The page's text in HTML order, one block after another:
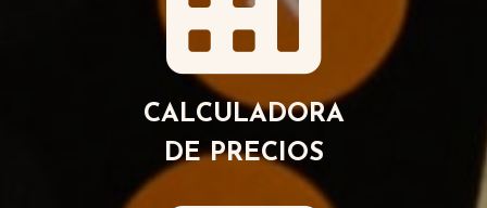
CALCULADORA
DE PRECIOS